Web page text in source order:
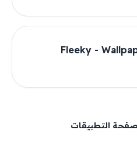
Fleeky -
صفحة التطبيقات